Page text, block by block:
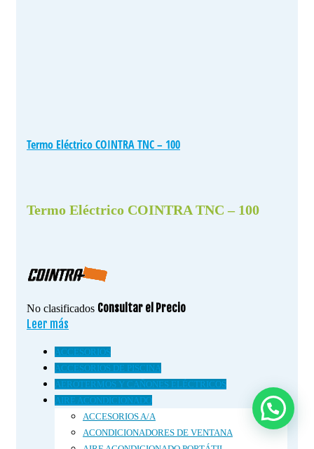
Termo Eléctrico COINTRA TNC – 100
Termo Eléctrico COINTRA TNC – 100
No clasificados Consultar el Precio
Leer más
ACCESORIOS
ACCESORIOS DE PISCINA
AEROTERMOS Y CAÑONES ELÉCTRICOS
AIRE ACONDICIONADO
ACCESORIOS A/A
ACONDICIONADORES DE VENTANA